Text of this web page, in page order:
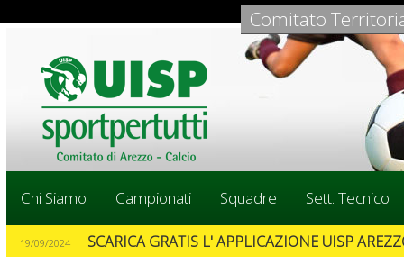
Comitato
Chi Siamo Campionati Squadre Sett. Tecnico
19/09/2024 SCARICA GRATIS L' APPLICAZIONE UISP